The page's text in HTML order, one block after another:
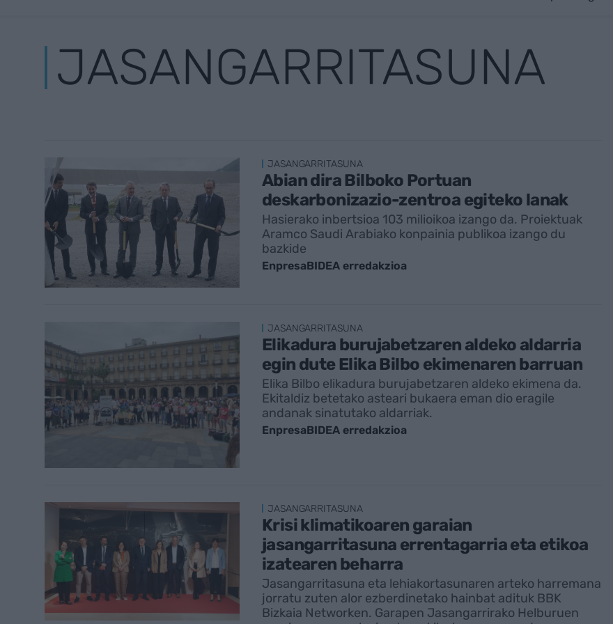
JASANGARRITASUNA
JASANGARRITASUNA
Abian dira Bilboko Portuan
deskarbonizazio-zentroa egiteko lanak
Hasierako inbertsioa 103 milioikoa izango da. Proiektuak
Aramco Saudi Arabiako konpainia publikoa izango du
bazkide
EnpresaBIDEA erredakzioa
JASANGARRITASUNA
Elikadura burujabetzaren aldeko aldarria
egin dute Elika Bilbo ekimenaren barruan
Elika Bilbo elikadura burujabetzaren aldeko ekimena da.
Ekitaldiz betetako asteari bukaera eman dio eragile
andanak sinatutako aldarriak.
EnpresaBIDEA erredakzioa
JASANGARRITASUNA
Krisi klimatikoaren garaian
jasangarritasuna errentagarria eta etikoa
izatearen beharra
Jasangarritasuna eta lehiakortasunaren arteko harremana
jorratu zuten alor ezberdinetako hainbat adituk BBK
Bizkaia Networken. Garapen Jasangarrirako Helburuen